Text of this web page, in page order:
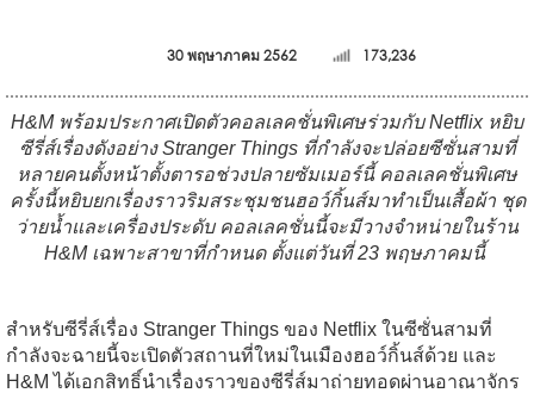
30 พฤษาภาคม 2562 173,236
H&M พร้อมประกาศเปิดตัวคอลเลคชั่นพิเศษร่วมกับ Netflix หยิบ
ซีรี่ส์เรื่องดังอย่าง Stranger Things ที่กำลังจะปล่อยซีซั่นสามที่
หลายคนตั้งหน้าตั้งตารอช่วงปลายซัมเมอร์นี้ คอลเลคชั่นพิเศษ
ครั้งนี้หยิบยกเรื่องราวริมสระชุมชนฮอว์กิ้นส์มาทำเป็นเสื้อผ้า ชุด
ว่ายน้ำและเครื่องประดับ คอลเลคชั่นนี้จะมีวางจำหน่ายในร้าน
H&M เฉพาะสาขาที่กำหนด ตั้งแต่วันที่ 23 พฤษภาคมนี้
สำหรับซีรี่ส์เรื่อง Stranger Things ของ Netflix ในซีซั่นสามที่
กำลังจะฉายนี้จะเปิดตัวสถานที่ใหม่ในเมืองฮอว์กิ้นส์ด้วย และ
H&M ได้เอกสิทธิ์นำเรื่องราวของซีรี่ส์มาถ่ายทอดผ่านอาณาจักร